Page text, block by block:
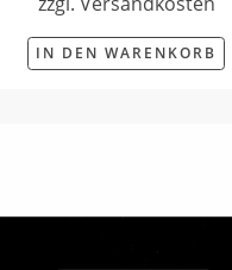
IN DEN WARENKORB